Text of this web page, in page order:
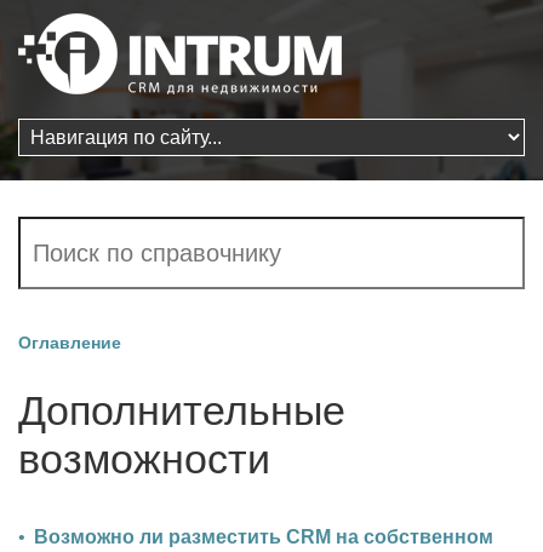
Оглавление
Дополнительные
возможности
Возможно ли разместить CRM на собственном